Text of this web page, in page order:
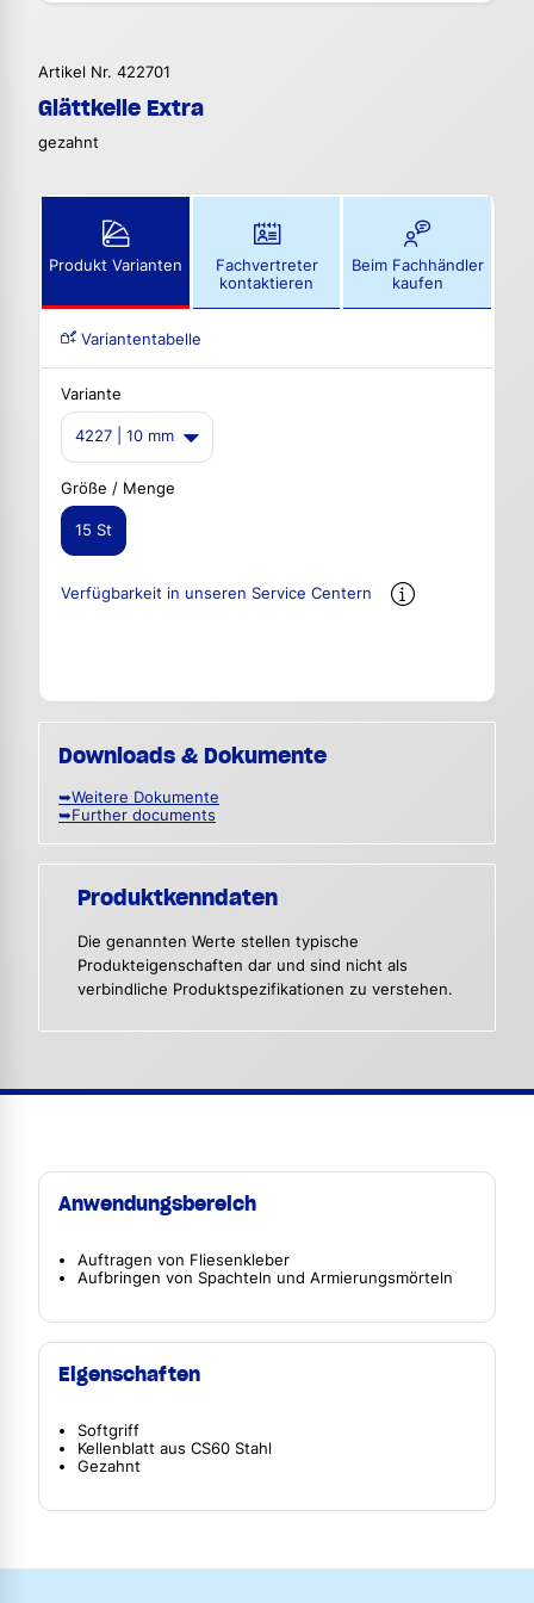
Artikel Nr. 422701
Glättkelle Extra
gezahnt
Produkt Varianten
Fachvertreter
kontaktieren
Beim Fachhändler
kaufen
Variantentabelle
Variante
4227 | 10 mm
Größe / Menge
15 St
Verfügbarkeit in unseren Service Centern
Downloads & Dokumente
➥Weitere Dokumente
➥Further documents
Produktkenndaten
Die genannten Werte stellen typische
Produkteigenschaften dar und sind nicht als
verbindliche Produktspezifikationen zu verstehen.
Anwendungsbereich
Auftragen von Fliesenkleber
Aufbringen von Spachteln und Armierungsmörteln
Eigenschaften
Softgriff
Kellenblatt aus CS60 Stahl
Gezahnt